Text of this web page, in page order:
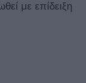
με επίδειξη